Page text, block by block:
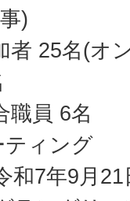
)
25名(オ
職員 6名
ティング
和7年9月